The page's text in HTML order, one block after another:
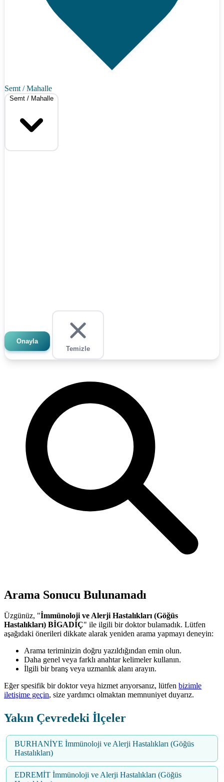
Semt / Mahalle
Semt / Mahalle
Onayla
Temizle
Arama Sonucu Bulunamadı
Üzgünüz, "İmmünoloji ve Alerji Hastalıkları (Göğüs
Hastalıkları) BİGADİÇ" ile ilgili bir doktor bulamadık. Lütfen
aşağıdaki önerileri dikkate alarak yeniden arama yapmayı deneyin:
Arama teriminizin doğru yazıldığından emin olun.
Daha genel veya farklı anahtar kelimeler kullanın.
İlgili bir branş veya uzmanlık alanı arayın.
Eğer spesifik bir doktor veya hizmet arıyorsanız, lütfen bizimle
iletişime geçin, size yardımcı olmaktan memnuniyet duyarız.
Yakın Çevredeki İlçeler
BURHANİYE İmmünoloji ve Alerji Hastalıkları (Göğüs
Hastalıkları)
EDREMİT İmmünoloji ve Alerji Hastalıkları (Göğüs